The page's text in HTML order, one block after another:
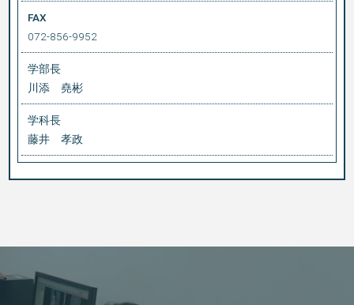
FAX
072-856-9952
学部長
川添 堯彬
学科長
藤井 孝政